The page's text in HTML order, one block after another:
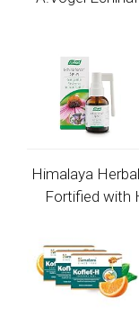
Himalaya
Fortified with